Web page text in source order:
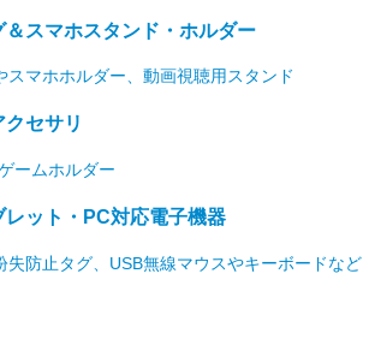
＆スマホスタンド・ホルダー
スマホホルダー、動画視聴用スタンド
セサリ
ームホルダー
レット・PC対応電子機器
失防止タグ、USB無線マウスやキーボードなど